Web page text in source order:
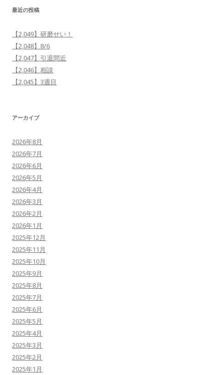
ー
シ
ョ
ン
最近の投稿
【2,049】研磨せい！
【2,048】8/6
【2,047】引退間近
【2,046】相談
【2,045】3週目
アーカイブ
2026年8月
2026年7月
2026年6月
2026年5月
2026年4月
2026年3月
2026年2月
2026年1月
2025年12月
2025年11月
2025年10月
2025年9月
2025年8月
2025年7月
2025年6月
2025年5月
2025年4月
2025年3月
2025年2月
2025年1月